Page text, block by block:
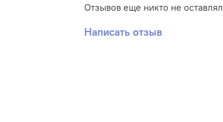
Отзывов еще никто не оставлял
Написать отзыв